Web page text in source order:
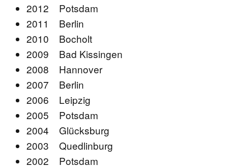
2012 Potsdam
2011 Berlin
2010 Bocholt
2009 Bad Kissingen
2008 Hannover
2007 Berlin
2006 Leipzig
2005 Potsdam
2004 Glücksburg
2003 Quedlinburg
2002 Potsdam